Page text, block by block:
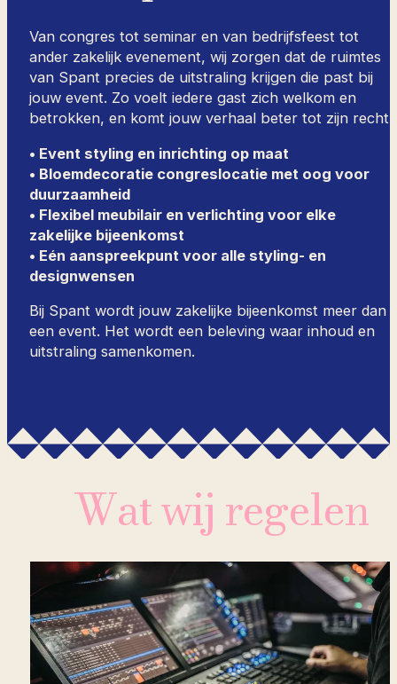
Van congres tot seminar en van bedrijfsfeest tot
ander zakelijk evenement, wij zorgen dat de ruimtes
van Spant precies de uitstraling krijgen die past bij
jouw event. Zo voelt iedere gast zich welkom en
betrokken, en komt jouw verhaal beter tot zijn recht.
• Event styling en inrichting op maat
• Bloemdecoratie congreslocatie met oog voor
duurzaamheid
• Flexibel meubilair en verlichting voor elke
zakelijke bijeenkomst
• Eén aanspreekpunt voor alle styling- en
designwensen
Bij Spant wordt jouw zakelijke bijeenkomst meer dan
een event. Het wordt een beleving waar inhoud en
uitstraling samenkomen.
Wat wij regelen